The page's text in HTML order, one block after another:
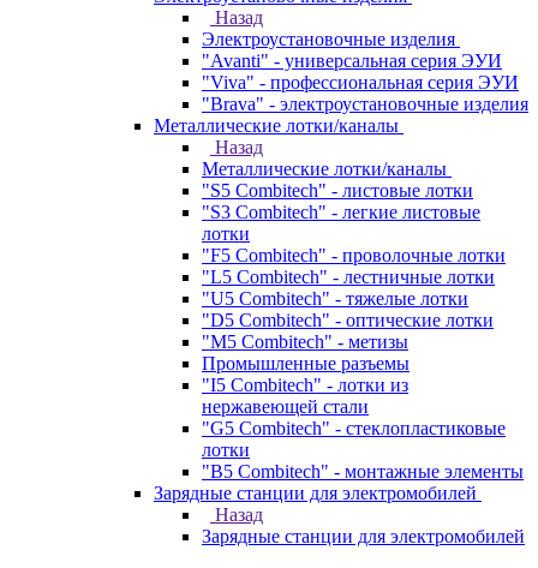
Назад
Электроустановочные изделия
"Avanti" - универсальная серия ЭУИ
"Viva" - профессиональная серия ЭУИ
"Brava" - электроустановочные изделия
Металлические лотки/каналы
Назад
Металлические лотки/каналы
"S5 Combitech" - листовые лотки
"S3 Combitech" - легкие листовые
лотки
"F5 Combitech" - проволочные лотки
"L5 Combitech" - лестничные лотки
"U5 Combitech" - тяжелые лотки
"D5 Combitech" - оптические лотки
"M5 Combitech" - метизы
Промышленные разъемы
"I5 Combitech" - лотки из
нержавеющей стали
"G5 Combitech" - стеклопластиковые
лотки
"B5 Combitech" - монтажные элементы
Зарядные станции для электромобилей
Назад
Зарядные станции для электромобилей